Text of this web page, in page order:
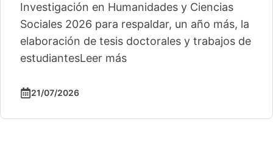
Investigación en Humanidades y Ciencias
Sociales 2026 para respaldar, un año más, la
elaboración de tesis doctorales y trabajos de
estudiantesLeer más
21/07/2026